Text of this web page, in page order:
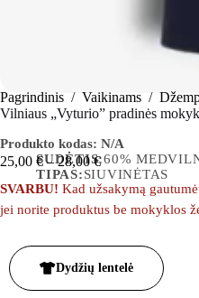
Pagrindinis / Vaikinams /
Vilniaus „Vyturio” pradinės
Produkto kodas: N/A
SUDĖTIS:60%
TIPAS:SIUVINĖTAS
25,00 € – 28,00€
SVARBU! Kad užsakymą
jei norite produktus be mokyklos
Dydžių lentelė